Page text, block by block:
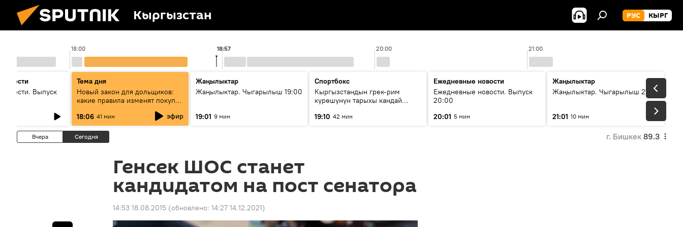
Кыргызстан РУС КЫРГ
18:00 20:00 21:00
18:57
Выпуск
Тема дня
Новый закон для дольщиков:
какие правила изменят покупку
18:06 41 мин эфир
Жаңылыктар
Жаңылыктар. Чыгарылыш 19:00
19:01 9 мин
Спортбокс
Кыргызстандын грек-рим
күрөшүнүн тарыхы кандай
19:10 42 мин
Ежедневные новости
Ежедневные новости. Выпуск
20:00
20:01 5 мин
Жаңылыктар
Жаңылыктар. Чыгарылыш 21:00
21:01 10 мин
Вчера Сегодня г. Бишкек 89.3
Генсек ШОС станет
кандидатом на пост сенатора
14:53 18.08.2015 (обновлено: 14:27 14.12.2021)